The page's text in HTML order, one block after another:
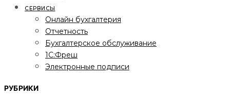
СЕРВИСЫ
Онлайн бухгалтерия
Отчетность
Бухгалтерское обслуживание
1С:Фреш
Электронные подписи
РУБРИКИ